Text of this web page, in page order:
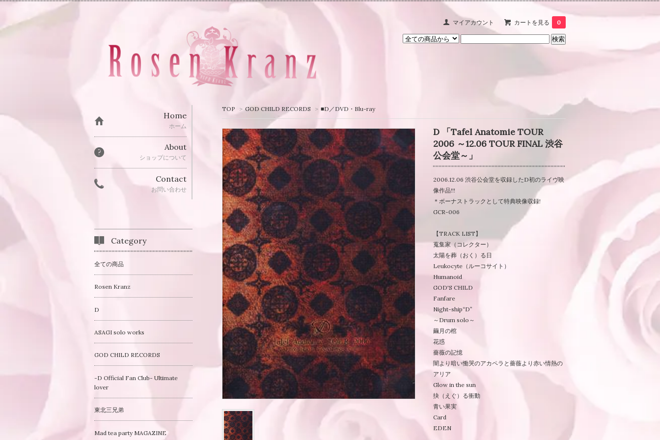
マイアカウント カートを見る 0
TOP > GOD CHILD RECORDS > ■D／DVD・Blu-ray
D 「Tafel Anatomie TOUR
2006 ～12.06 TOUR FINAL 渋谷
公会堂～」
2006.12.06 渋谷公会堂を収録したD初のライヴ映
像作品!!!
＊ボーナストラックとして特典映像収録!
GCR-006
【TRACK LIST】
蒐集家（コレクター）
太陽を葬（おく）る日
Leukocyte（ルーコサイト）
Humanoid
GOD'S CHILD
Fanfare
Night-ship“D”
～Drum solo～
繭月の棺
花惑
薔薇の記憶
闇より暗い慟哭のアカペラと薔薇より赤い情熱の
アリア
Glow in the sun
抉（えぐ）る衝動
青い果実
Card
EDEN
Home
ホーム
About
ショップについて
Contact
お問い合わせ
Category
全ての商品
Rosen Kranz
D
ASAGI solo works
GOD CHILD RECORDS
-D Official Fan Club- Ultimate
lover
東北三兄弟
Mad tea party MAGAZINE